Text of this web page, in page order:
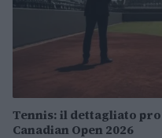
Tennis: il dettagliato
Canadian Open 2026